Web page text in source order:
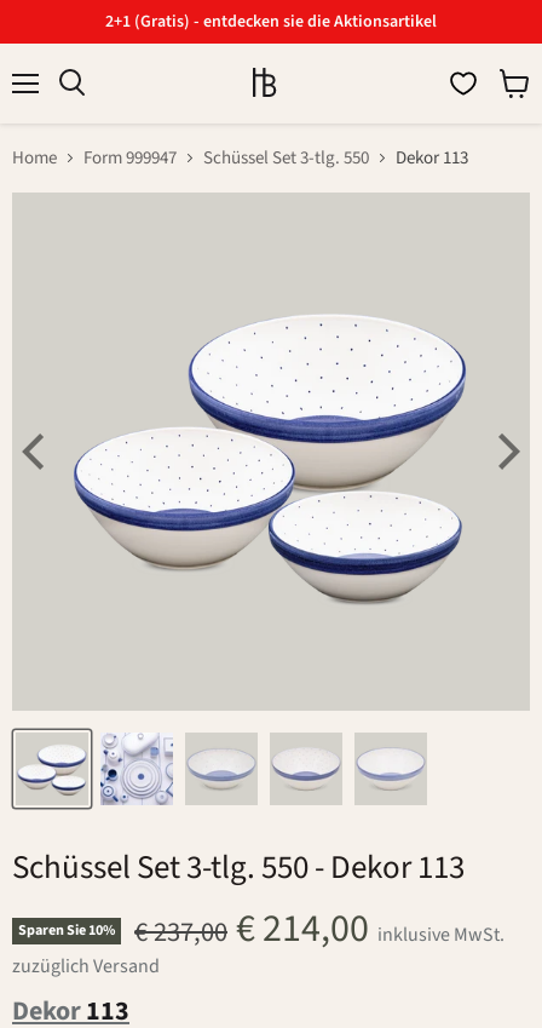
2+1 (Gratis) - entdecken sie die Aktionsartikel
Home Form 999947 Schüssel Set 3-tlg. 550 Dekor 113
Schüssel Set 3-tlg. 550- Dekor 113
Sparen Sie10% Ursprünglicher Preis
€ 237,00 Aktueller Preis
€ 214,00 inklusive MwSt.
zuzüglich Versand
Dekor113